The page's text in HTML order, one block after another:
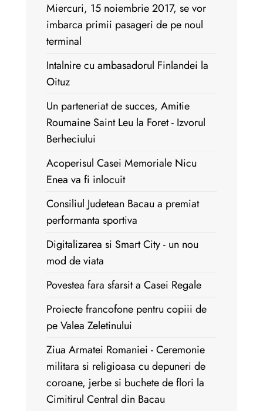
Miercuri, 15 noiembrie 2017, se vor
imbarca primii pasageri de pe noul
terminal
Intalnire cu ambasadorul Finlandei la
Oituz
Un parteneriat de succes, Amitie
Roumaine Saint Leu la Foret - Izvorul
Berheciului
Acoperisul Casei Memoriale Nicu
Enea va fi inlocuit
Consiliul Judetean Bacau a premiat
performanta sportiva
Digitalizarea si Smart City - un nou
mod de viata
Povestea fara sfarsit a Casei Regale
Proiecte francofone pentru copiii de
pe Valea Zeletinului
Ziua Armatei Romaniei - Ceremonie
militara si religioasa cu depuneri de
coroane, jerbe si buchete de flori la
Cimitirul Central din Bacau